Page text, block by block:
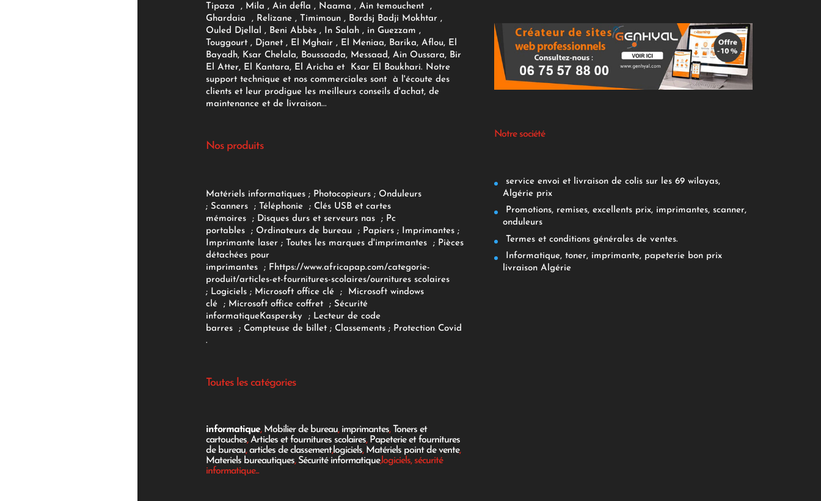
Tipaza , Mila , Ain defla , Naama , Ain temouchent ,
Ghardaia , Relizane , Timimoun , Bordsj Badji Mokhtar ,
Ouled Djellal , Beni Abbès , In Salah , in Guezzam ,
Touggourt , Djanet , El Mghair , El Meniaa, Barika, Aflou, El
Bayadh, Ksar Chelala, Boussaada, Messaad, Ain Oussara, Bir
El Atter, El Kantara, El Aricha et Ksar El Boukhari. Notre
support technique et nos commerciales sont à l'écoute des
clients et leur prodigue les meilleurs conseils d'achat, de
maintenance et de livraison...
Nos produits
Matériels informatiques; Photocopieurs; Onduleurs
; Scanners ; Téléphonie ; Clés USB et cartes
mémoires
; Disques durs et serveurs nas ; Pc
portables
; Ordinateurs de bureau ; Papiers; Imprimantes;
Imprimante laser; Toutes les marques d'imprimantes ; Pièces
détachées pour
imprimantes
; F https://www.africapap.com/categorie-
produit/articles-et-fournitures-scolaires/ournitures scolaires
; Logiciels ; Microsoft office clé ;
Microsoft windows
clé; Microsoft office coffret ; Sécurité
informatiqueKaspersky ; Lecteur de code
barres
; Compteuse de billet; Classements ; Protection Covid
.
Toutes les catégories
informatique, Mobilier de bureau, imprimantes, Toners et
cartouches,Articles et fournitures scolaires, Papeterie et fournitures
de bureau,articles de classement,logiciels, Matériels point de vente,
Materiels bureautiques, Sécurité informatique,logiciels, sécurité
informatique...
Notre société
service envoi et livraison de colis sur les 69 wilayas,
Algérie prix
Promotions, remises, excellents prix, imprimantes, scanner,
onduleurs
Termes et conditions générales de ventes.
Informatique, toner, imprimante, papeterie bon prix
livraison Algérie